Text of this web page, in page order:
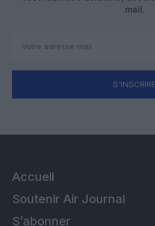
mail.
S'INSCRIRE
Accueil
Soutenir Air Journal
S’abonner